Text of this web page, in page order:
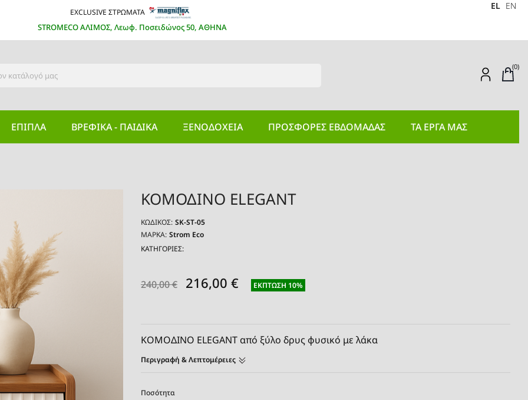
EXCLUSIVE ΣΤΡΩΜΑΤΑ
STROMECO ΑΛΙΜΟΣ, Λεωφ. Ποσειδώνος 50, ΑΘΗΝΑ
EL EN
(0)
ΕΠΙΠΛΑ ΒΡΕΦΙΚΆ - ΠΑΙΔΙΚΆ ΞΕΝΟΔΟΧΕΊΑ ΠΡΟΣΦΟΡEΣ ΕΒΔΟΜΑΔΑΣ ΤΑ ΕΡΓΑ ΜΑΣ
ΚΟΜΟΔΙΝΟ ELEGANT
ΚΩΔΙΚΌΣ: SK-ST-05
ΜΆΡΚΑ: Strom Eco
ΚΑΤΗΓΟΡΙΕΣ:
240,00 € 216,00 € ΈΚΠΤΩΣΗ 10%
ΚΟΜΟΔΙΝΟ ELEGANT από ξύλο δρυς φυσικό με λάκα
Περιγραφή & Λεπτομέρειες
Ποσότητα